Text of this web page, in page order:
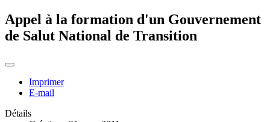
Appel à la formation d'un Gouvernement
de Salut National de Transition
Imprimer
E-mail
Détails